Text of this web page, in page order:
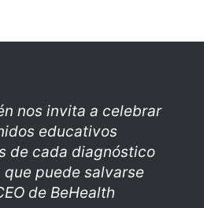
nos invita a celebrar
educativos
de cada diagnóstico
puede salvarse
de BeHealth